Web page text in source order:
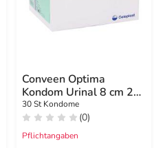
Conveen Optima
Kondom Urinal 8 cm 28
mm
30 St Kondome
(0)
Pflichtangaben